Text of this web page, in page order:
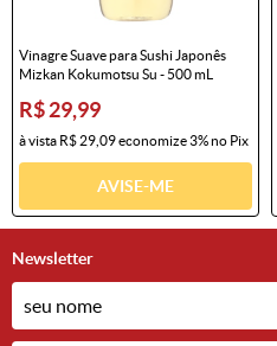
Vinagre Suave para Sushi Japonês
Mizkan Kokumotsu Su - 500 mL
R$ 29,99
à vista R$ 29,09economize3%no Pix
AVISE-ME
Newsletter